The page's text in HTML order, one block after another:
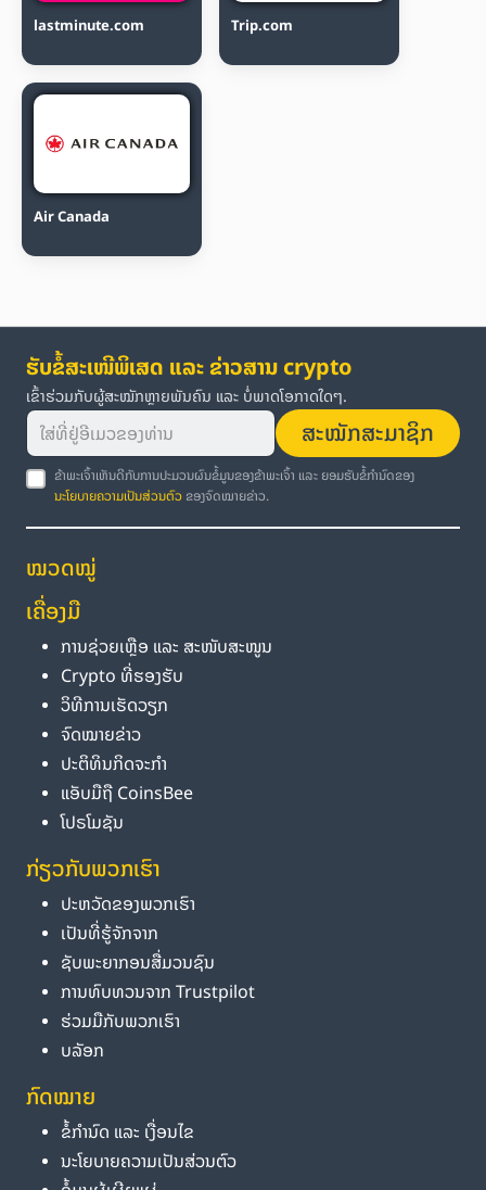
lastminute.com Trip.com
Air Canada
ຮັບຂໍ້ສະເໜີພິເສດ ແລະ ຂ່າວສານ crypto
ເຂົ້າຮ່ວມກັບຜູ້ສະໝັກຫຼາຍພັນຄົນ ແລະ ບໍ່ພາດໂອກາດໃດໆ.
ສະໝັກສະມາຊິກ
ຂ້າພະເຈົ້າເຫັນດີກັບການປະມວນຜົນຂໍ້ມູນຂອງຂ້າພະເຈົ້າ ແລະ ຍອມຮັບຂໍ້ກຳນົດຂອງ
ນະໂຍບາຍຄວາມເປັນສ່ວນຕົວ ຂອງຈົດໝາຍຂ່າວ.
ໝວດໝູ່
ເຄື່ອງມື
ການຊ່ວຍເຫຼືອ ແລະ ສະໜັບສະໜູນ
Crypto ທີ່ຮອງຮັບ
ວິທີການເຮັດວຽກ
ຈົດໝາຍຂ່າວ
ປະຕິທິນກິດຈະກຳ
ແອັບມືຖື CoinsBee
ໂປຣໂມຊັນ
ກ່ຽວກັບພວກເຮົາ
ປະຫວັດຂອງພວກເຮົາ
ເປັນທີ່ຮູ້ຈັກຈາກ
ຊັບພະຍາກອນສື່ມວນຊົນ
ການທົບທວນຈາກ Trustpilot
ຮ່ວມມືກັບພວກເຮົາ
ບລັອກ
ກົດໝາຍ
ຂໍ້ກຳນົດ ແລະ ເງື່ອນໄຂ
ນະໂຍບາຍຄວາມເປັນສ່ວນຕົວ